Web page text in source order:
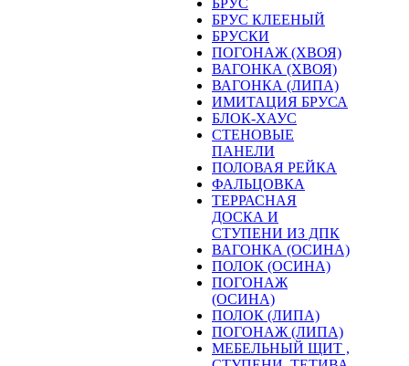
БРУС
БРУС КЛЕЕНЫЙ
БРУСКИ
ПОГОНАЖ (ХВОЯ)
ВАГОНКА (ХВОЯ)
ВАГОНКА (ЛИПА)
ИМИТАЦИЯ БРУСА
БЛОК-ХАУС
СТЕНОВЫЕ
ПАНЕЛИ
ПОЛОВАЯ РЕЙКА
ФАЛЬЦОВКА
ТЕРРАСНАЯ
ДОСКА И
СТУПЕНИ ИЗ ДПК
ВАГОНКА (ОСИНА)
ПОЛОК (ОСИНА)
ПОГОНАЖ
(ОСИНА)
ПОЛОК (ЛИПА)
ПОГОНАЖ (ЛИПА)
МЕБЕЛЬНЫЙ ЩИТ ,